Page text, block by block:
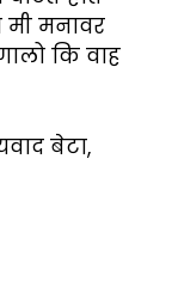
मनावर
कि वाह
बेटा,